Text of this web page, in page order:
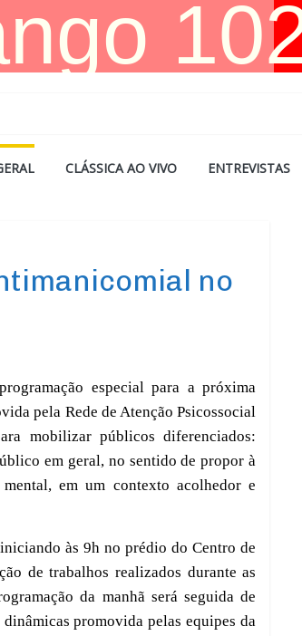
CLÁSSICA AO VIVO ENTREVISTAS
no
especial para a próxima
pela Rede de Atenção Psicossocial
mobilizar públicos diferenciados:
em geral, no sentido depropor à
em um contexto acolhedor e
às 9h no prédio do Centro de
de trabalhos realizados durante as
da manhã será seguida de
promovida pelas equipes da